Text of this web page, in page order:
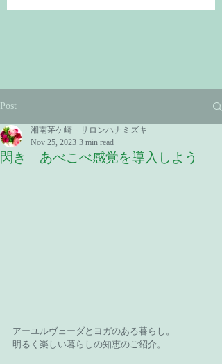
Post
閃き あべこべ感覚を導入しよう
湘南茅ケ崎 サロンハナミズキ
Nov 25, 2023 3 min read
アーユルヴェーダとヨガのある暮らし。
明るく楽しい暮らしの知恵のご紹介。